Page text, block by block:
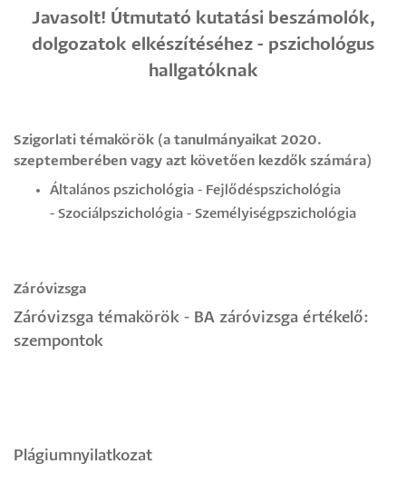
Javasolt! Útmutató kutatási beszámolók,
dolgozatok elkészítéséhez - pszichológus
hallgatóknak
Szigorlati témakörök (a tanulmányaikat 2020.
szeptemberében vagy azt követően kezdők számára)
Általános pszichológia - Fejlődéspszichológia
- Szociálpszichológia - Személyiségpszichológia
Záróvizsga
Záróvizsga témakörök - BA záróvizsga értékelő:
szempontok
Plágiumnyilatkozat